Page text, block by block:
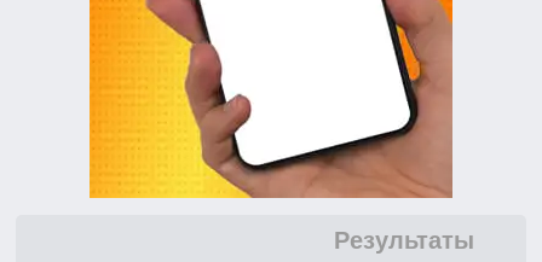
Результаты